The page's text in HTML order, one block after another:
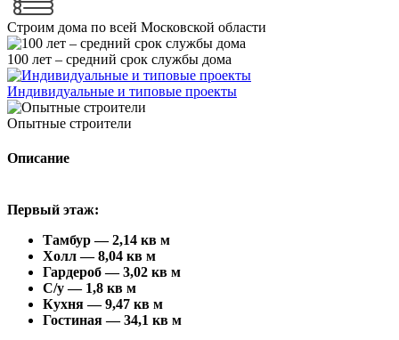
Строим дома по всей Московской области
100 лет – средний срок службы дома
Индивидуальные и типовые проекты
Опытные строители
Описание
Первый этаж:
Тамбур — 2,14 кв м
Холл — 8,04 кв м
Гардероб — 3,02 кв м
С/у — 1,8 кв м
Кухня — 9,47 кв м
Гостиная — 34,1 кв м